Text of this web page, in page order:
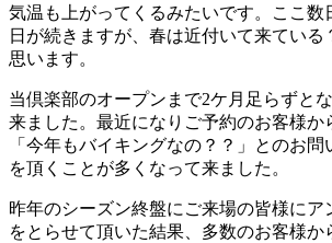
気温も上がってくるみたいです。ここ数
日が続きますが、春は近付いて来ている
思います。
当倶楽部のオープンまで2ケ月足らずと
来ました。最近になりご予約のお客様か
「今年もバイキングなの？？」とのお問
を頂くことが多くなって来ました。
昨年のシーズン終盤にご来場の皆様にア
をとらせて頂いた結果、多数のお客様か